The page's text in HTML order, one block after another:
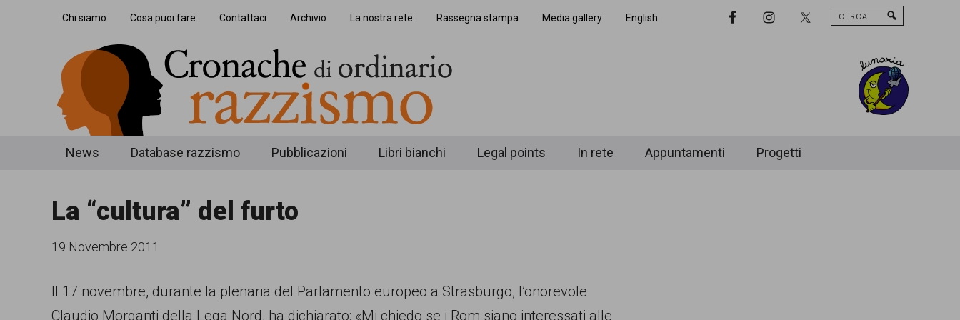
secondary
Chi siamo Cosa puoi fare Contattaci Archivio La nostra rete Rassegna stampa Media gallery English
Nav
Cerca
Cronache
ordinario
razzismo
Cronachediordinariorazzismo.org
sito
di
approfondimento
News Database razzismo Pubblicazioni Libri bianchi Legal points In rete Appuntamenti Progetti
La “cultura” del furto
19 Novembre 2011
Il 17 novembre, durante la plenaria del Parlamento europeo a Strasburgo, l’onorevole
Claudio Morganti della Lega Nord, ha dichiarato: «Mi chiedo se i Rom siano interessati alle